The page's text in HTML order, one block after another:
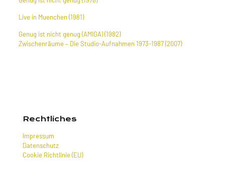
Live in Muenchen (1981)
Genug ist nicht genug (AMIGA) (1982)
Zwischenräume – Die Studio-Aufnahmen 1973-1987 (2007)
Rechtliches
Impressum
Datenschutz
Cookie Richtlinie (EU)